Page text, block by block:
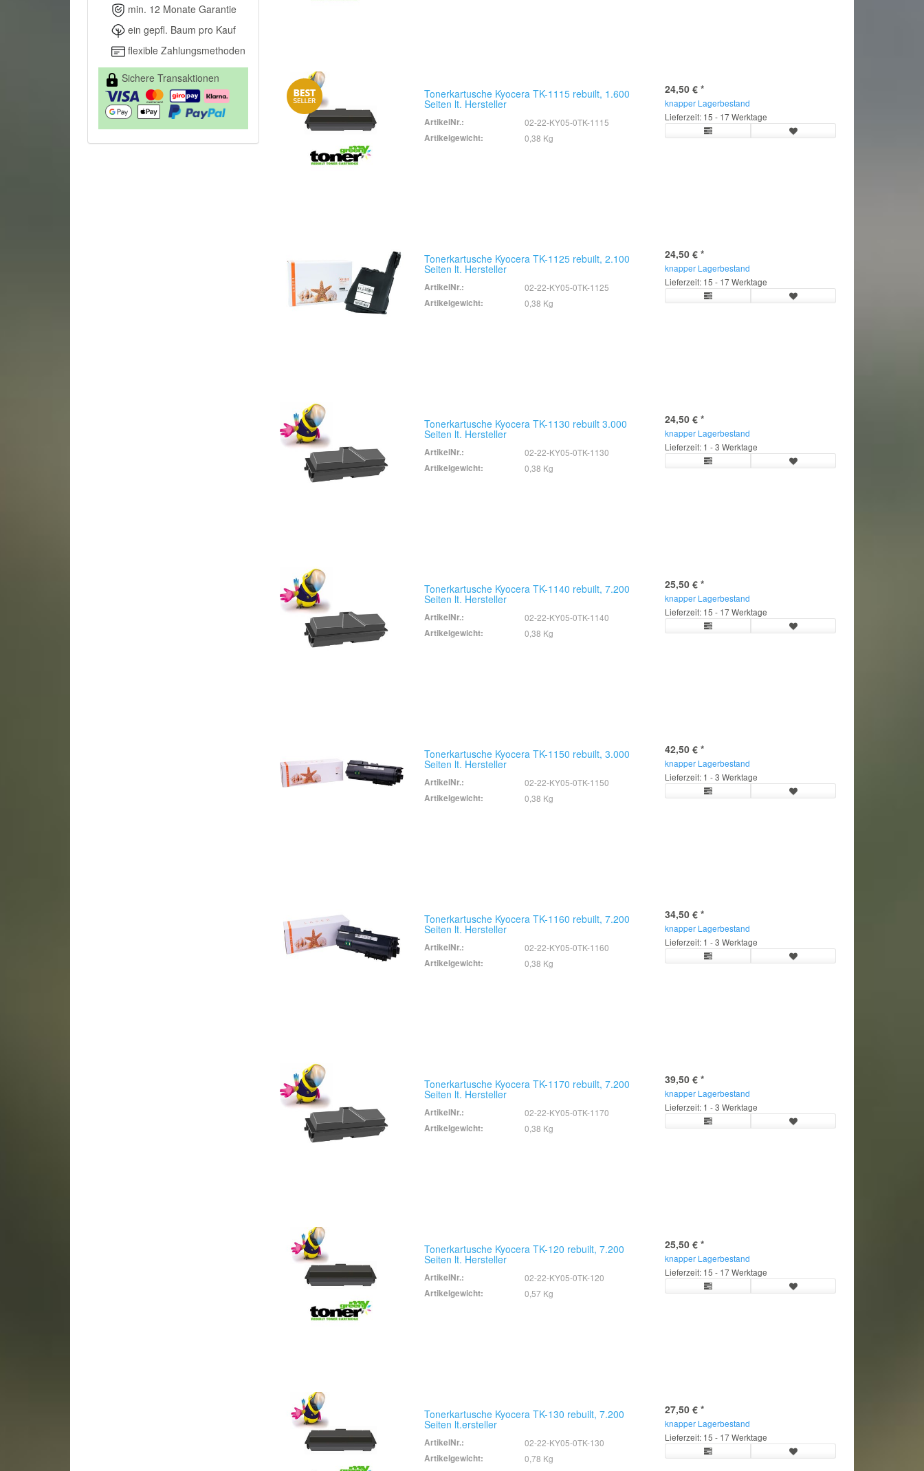
Tonerkartusche Kyocera TK-1115 rebuilt, 1.600
Seiten lt. Hersteller
ArtikelNr.:
02-22-KY05-0TK-1115
Artikelgewicht:
0,38 Kg
24,50 € *
knapper Lagerbestand
Lieferzeit: 15 - 17 Werktage
Tonerkartusche Kyocera TK-1125 rebuilt, 2.100
Seiten lt. Hersteller
ArtikelNr.:
02-22-KY05-0TK-1125
Artikelgewicht:
0,38 Kg
24,50 € *
knapper Lagerbestand
Lieferzeit: 15 - 17 Werktage
Tonerkartusche Kyocera TK-1130 rebuilt 3.000
Seiten lt. Hersteller
ArtikelNr.:
02-22-KY05-0TK-1130
Artikelgewicht:
0,38 Kg
24,50 € *
knapper Lagerbestand
Lieferzeit: 1 - 3 Werktage
Tonerkartusche Kyocera TK-1140 rebuilt, 7.200
Seiten lt. Hersteller
ArtikelNr.:
02-22-KY05-0TK-1140
Artikelgewicht:
0,38 Kg
25,50 € *
knapper Lagerbestand
Lieferzeit: 15 - 17 Werktage
Tonerkartusche Kyocera TK-1150 rebuilt, 3.000
Seiten lt. Hersteller
ArtikelNr.:
02-22-KY05-0TK-1150
Artikelgewicht:
0,38 Kg
42,50 € *
knapper Lagerbestand
Lieferzeit: 1 - 3 Werktage
Tonerkartusche Kyocera TK-1160 rebuilt, 7.200
Seiten lt. Hersteller
ArtikelNr.:
02-22-KY05-0TK-1160
Artikelgewicht:
0,38 Kg
34,50 € *
knapper Lagerbestand
Lieferzeit: 1 - 3 Werktage
Tonerkartusche Kyocera TK-1170 rebuilt, 7.200
Seiten lt. Hersteller
ArtikelNr.:
02-22-KY05-0TK-1170
Artikelgewicht:
0,38 Kg
39,50 € *
knapper Lagerbestand
Lieferzeit: 1 - 3 Werktage
Tonerkartusche Kyocera TK-120 rebuilt, 7.200
Seiten lt. Hersteller
ArtikelNr.:
02-22-KY05-0TK-120
Artikelgewicht:
0,57 Kg
25,50 € *
knapper Lagerbestand
Lieferzeit: 15 - 17 Werktage
Tonerkartusche Kyocera TK-130 rebuilt, 7.200
Seiten lt.ersteller
ArtikelNr.:
02-22-KY05-0TK-130
Artikelgewicht:
0,78 Kg
27,50 € *
knapper Lagerbestand
Lieferzeit: 15 - 17 Werktage
min. 12 Monate Garantie
ein gepfl. Baum pro Kauf
flexible Zahlungsmethoden
Sichere Transaktionen